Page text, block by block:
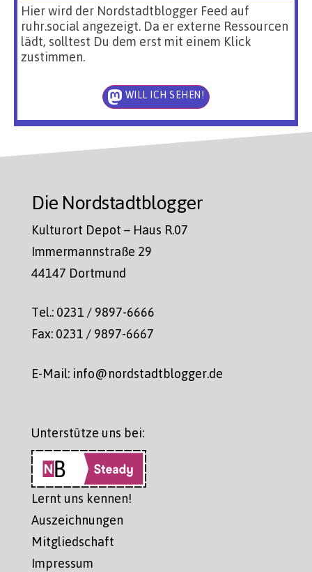
Hier wird der Nordstadtblogger Feed auf
ruhr.social angezeigt. Da er externe Ressourcen
lädt, solltest Du dem erst mit einem Klick
zustimmen.
WILL ICH SEHEN!
Die Nordstadtblogger
Kulturort Depot – Haus R.07
Immermannstraße 29
44147 Dortmund
Tel.: 0231 / 9897-6666
Fax: 0231 / 9897-6667
E-Mail: info@nordstadtblogger.de
Unterstütze uns bei:
Lernt uns kennen!
Auszeichnungen
Mitgliedschaft
Impressum